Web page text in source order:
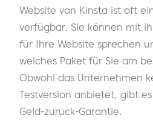
Website von Kinsta ist oft
verfügbar. Sie können mit
für Ihre Website sprechen
welches Paket für Sie am
Obwohl das Unternehmen
Testversion anbietet, gibt
Geld-zurück-Garantie.